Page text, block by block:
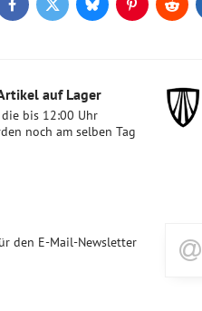
FacebookTwitterBlueskyPinterest
auf Lager
bis 12:00 Uhr
noch am selben Tag
den E-Mail-Newsletter